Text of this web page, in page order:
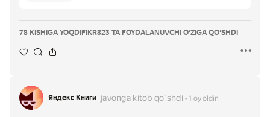
78 KISHIGA YOQDI FIKR823 TA FOYDALANUVCHI OʻZIGA QOʻSHDI
Яндекс Книги javonga kitob qoʻshdi 1 oy oldin